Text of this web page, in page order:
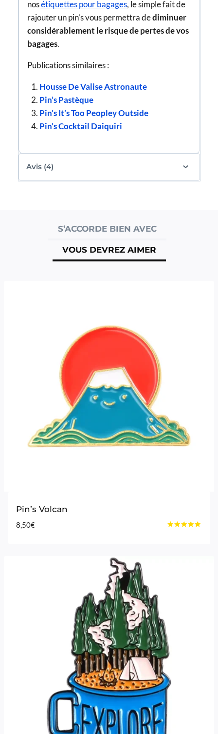
nosétiquettes pour bagages, le simple fait de
rajouter un pin’s vous permettra dediminuer
considérablement le risque de pertes de vos
bagages.
Publications similaires :
Housse De Valise Astronaute
Pin’s Pastèque
Pin’s It’s Too Peopley Outside
Pin’s Cocktail Daiquiri
Avis (4)
S’ACCORDE BIEN AVEC
VOUS DEVREZ AIMER
Pin’s Volcan
8,50€